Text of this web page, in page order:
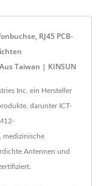
RJ45 PCB-
Taiwan | KINSUN
Inc. ein Hersteller
darunter ICT-
medizinische
Antennen und